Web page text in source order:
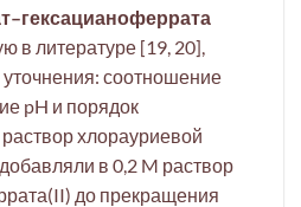
в литературе [19, 20],
соотношение
pH и порядок
хлорауриевой
в 0,2 M раствор
до прекращения